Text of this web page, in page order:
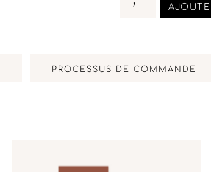
PROCESSUS DE COMMANDE